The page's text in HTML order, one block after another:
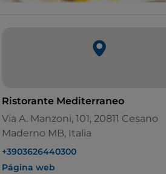
Ristorante Mediterraneo
Via A. Manzoni, 101, 20811 Cesano
Maderno MB, Italia
+3903626440300
Página web